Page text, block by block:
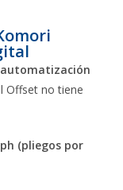
automatización
Offset no tiene
(pliegos por